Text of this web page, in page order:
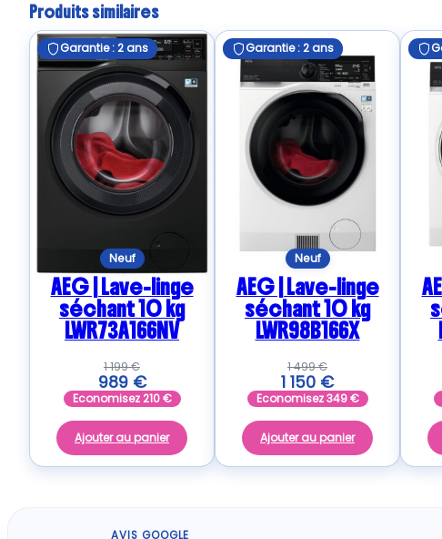
Produits similaires
Garantie : 2 ans
Neuf
AEG | Lave-linge
séchant 10 kg
LWR73A166NV
1 199€
989 €
Economisez210€
Ajouter au panier
Garantie : 2 ans
Neuf
AEG | Lave-linge
séchant 10 kg
LWR98B166X
1 499€
1 150 €
Economisez349€
Ajouter au panier
AVIS GOOGLE